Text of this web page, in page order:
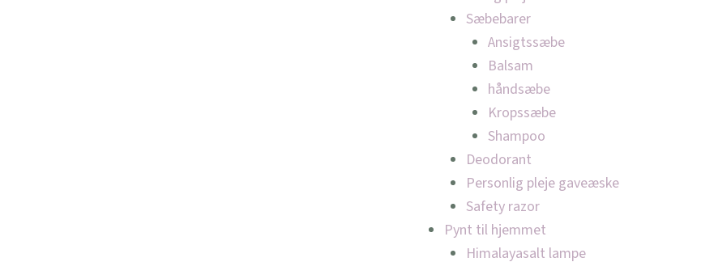
Sæbebarer
Ansigtssæbe
Balsam
håndsæbe
Kropssæbe
Shampoo
Deodorant
Personlig pleje gaveæske
Safety razor
Pynt til hjemmet
Himalayasalt lampe